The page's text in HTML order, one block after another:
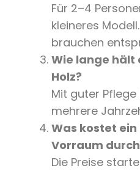
Für 2–4
kleineres
brauchen
Wie lange hält
Holz?
Mit guter
mehrere
Was kostet
Vorraum
Die Preise